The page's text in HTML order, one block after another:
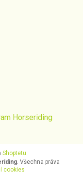
Horseriding
Shoptetu
. Všechna práva
cookies